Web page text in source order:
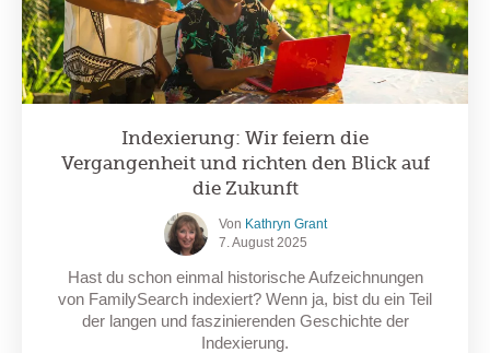
Indexierung: Wir feiern die
Vergangenheit und richten den Blick auf
die Zukunft
Von Kathryn Grant
7. August 2025
Hast du schon einmal historische Aufzeichnungen
von FamilySearch indexiert? Wenn ja, bist du ein Teil
der langen und faszinierenden Geschichte der
Indexierung.